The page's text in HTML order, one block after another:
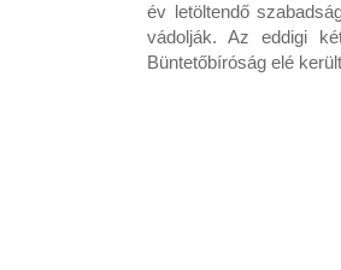
év letöltendő
vádolják. Az eddigi
Büntetőbíróság elé